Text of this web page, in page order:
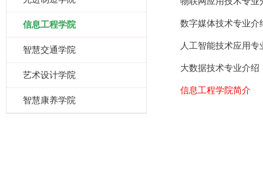
信息工程学院
智慧交通学院
艺术设计学院
智慧康养学院
数字媒体技术专业介
人工智能技术应用专
大数据技术专业介绍
信息工程学院简介